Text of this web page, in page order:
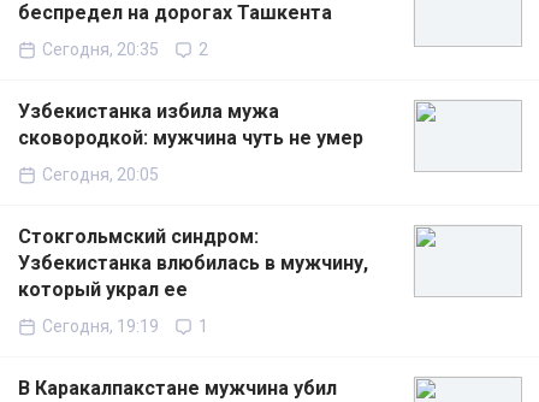
беспредел на дорогах Ташкента
Сегодня, 20:35 2
Узбекистанка избила мужа
сковородкой: мужчина чуть не умер
Сегодня, 20:05
Стокгольмский синдром:
Узбекистанка влюбилась в мужчину,
который украл ее
Сегодня, 19:19 1
В Каракалпакстане мужчина убил